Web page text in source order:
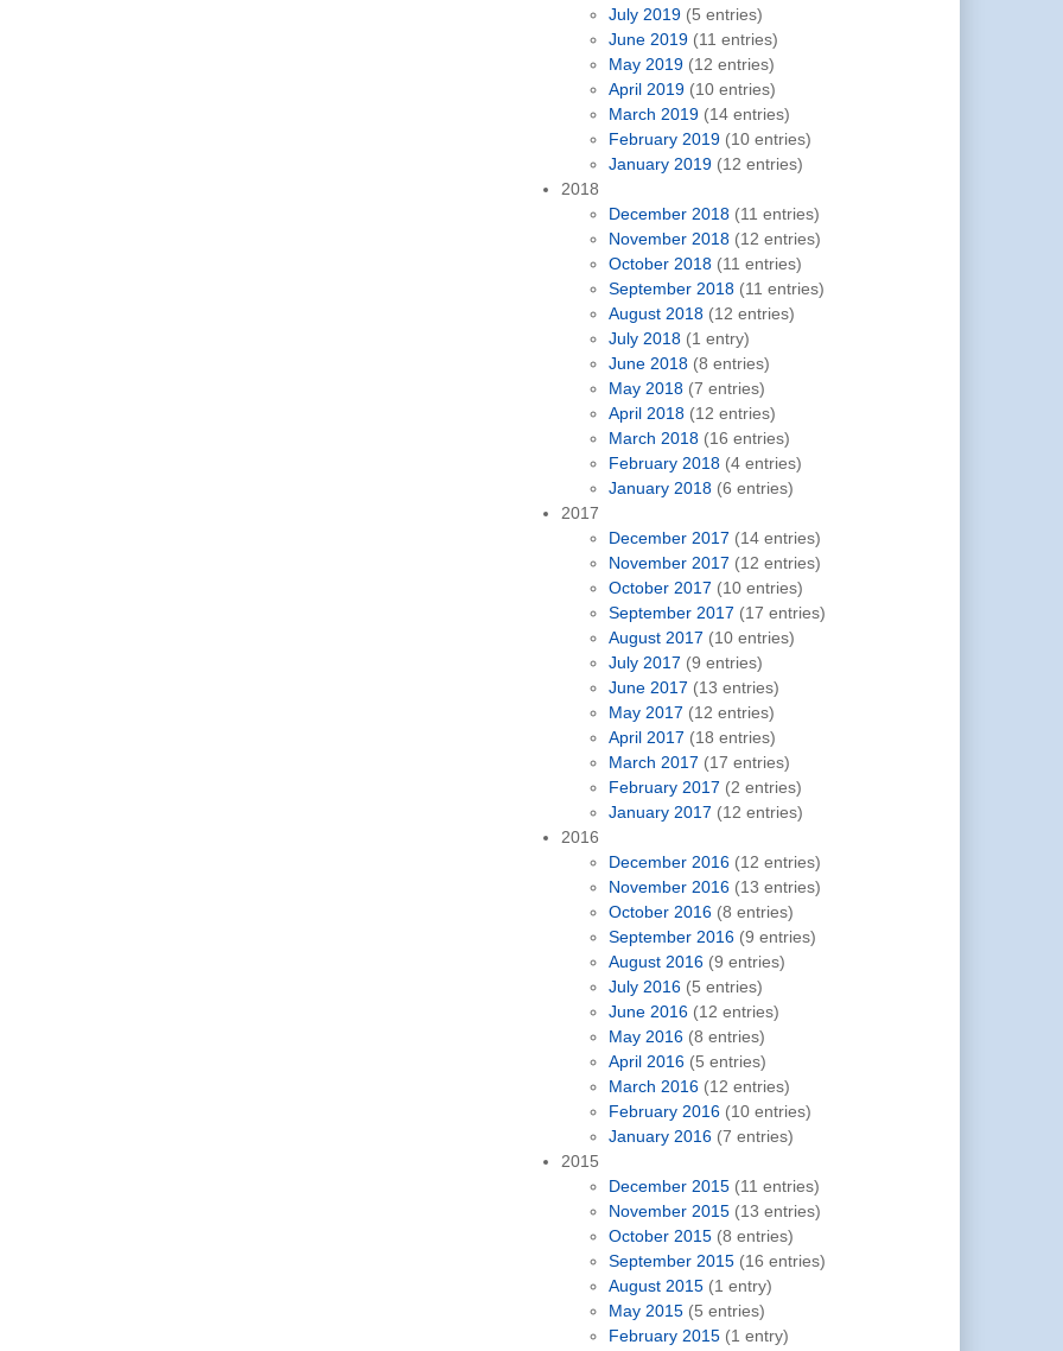
July 2019 (5 entries)
June 2019 (11 entries)
May 2019 (12 entries)
April 2019 (10 entries)
March 2019 (14 entries)
February 2019 (10 entries)
January 2019 (12 entries)
2018
December 2018 (11 entries)
November 2018 (12 entries)
October 2018 (11 entries)
September 2018 (11 entries)
August 2018 (12 entries)
July 2018 (1 entry)
June 2018 (8 entries)
May 2018 (7 entries)
April 2018 (12 entries)
March 2018 (16 entries)
February 2018 (4 entries)
January 2018 (6 entries)
2017
December 2017 (14 entries)
November 2017 (12 entries)
October 2017 (10 entries)
September 2017 (17 entries)
August 2017 (10 entries)
July 2017 (9 entries)
June 2017 (13 entries)
May 2017 (12 entries)
April 2017 (18 entries)
March 2017 (17 entries)
February 2017 (2 entries)
January 2017 (12 entries)
2016
December 2016 (12 entries)
November 2016 (13 entries)
October 2016 (8 entries)
September 2016 (9 entries)
August 2016 (9 entries)
July 2016 (5 entries)
June 2016 (12 entries)
May 2016 (8 entries)
April 2016 (5 entries)
March 2016 (12 entries)
February 2016 (10 entries)
January 2016 (7 entries)
2015
December 2015 (11 entries)
November 2015 (13 entries)
October 2015 (8 entries)
September 2015 (16 entries)
August 2015 (1 entry)
May 2015 (5 entries)
February 2015 (1 entry)